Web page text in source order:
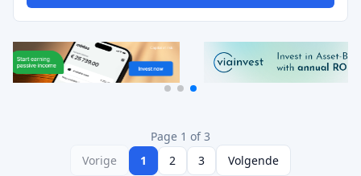
Page 1 of 3
Vorige
1 2 3 Volgende